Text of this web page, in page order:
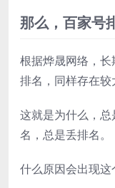
那么，百家号
根据烨晟网络，
排名，同样存在较
这就是为什么，
名，总是丢排名。
什么原因会出现这